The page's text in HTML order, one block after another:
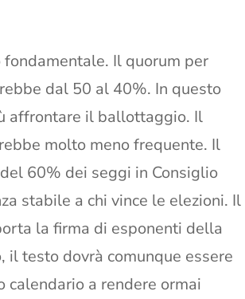
Il quorum per
dal 50 al 40%. In questo
affrontare il ballottaggio. Il
molto meno frequente. Il
60% dei seggi in Consiglio
stabile a chi vince le elezioni. Il
la firma di esponenti della
il testo dovrà comunque essere
calendario a rendere ormai